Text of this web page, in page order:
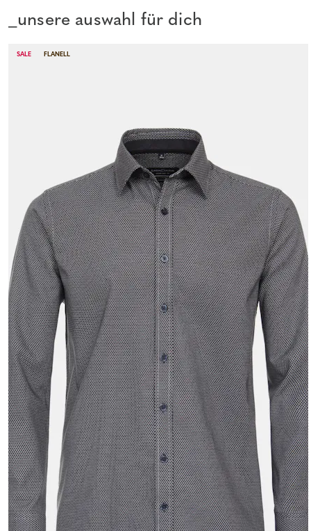
_unsere auswahl für dich
SALE FLANELL